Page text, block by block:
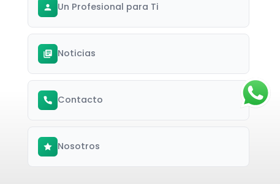
Un Profesional para Ti
Noticias
Contacto
Nosotros